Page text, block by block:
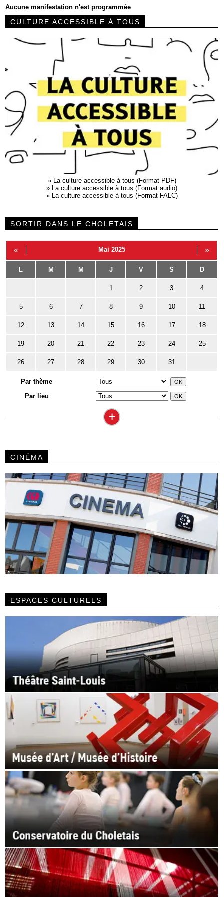
Aucune manifestation n'est programmée
CULTURE ACCESSIBLE À TOUS
»
La culture accessible à tous (Format PDF)
»
La culture accessible à tous (Format audio)
»
La culture accessible à tous (Format FALC)
SORTIR DANS LE CHOLETAIS
« Mai 2025 »
L M M J V S D
1 2 3 4
5 6 7 8 9 10 11
12 13 14 15 16 17 18
19 20 21 22 23 24 25
26 27 28 29 30 31
Par thème
Par lieu
+
CINÉMA
ESPACES CULTURELS